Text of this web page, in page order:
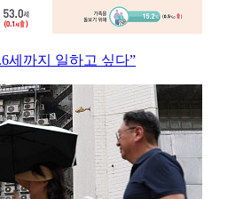
세까지 일하고 싶다”